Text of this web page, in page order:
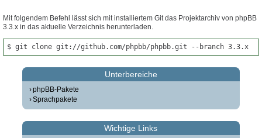
Mit folgendem Befehl lässt sich mit installiertem Git das Projektarchiv von phpBB
3.3.x in das aktuelle Verzeichnis herunterladen.
$ git clone git://github.com/phpbb/phpbb.git --branch 3.3.x
Unterbereiche
phpBB-Pakete
Sprachpakete
Wichtige Links